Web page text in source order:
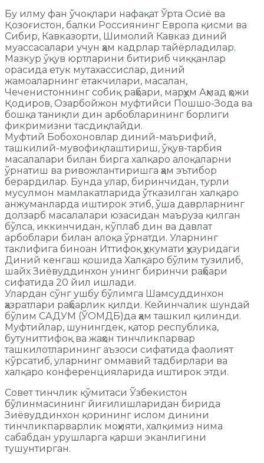
Бу илму фан ўчоқлари нафақат Ўрта Осиё ва
Қозоғистон, балки Россиянинг Европа қисми ва
Сибир, Кавказорти, Шимолий Кавказ диний
муассасалари учун ҳам кадрлар тайёрладилар.
Мазкур ўқув юртларини битириб чиққанлар
орасида етук мутахассислар, диний
жамоаларнинг етакчилари, масалан,
Чеченистоннинг собиқ раҳбари, марҳум Аҳмад ҳожи
Қодиров, Озарбойжон муфтийси Пошшо-Зода ва
бошқа таниқли дин арбобларининг борлиги
фикримизни тасдиқлайди.
Муфтий Бобохоновлар диний-маърифий,
ташкилий-мувофиқлаштириш, ўқув-тарбия
масалалари билан бирга халқаро алоқаларни
ўрнатиш ва ривожлантиришга ҳам эътибор
берардилар. Бунда улар, биринчидан, турли
мусулмон мамлакатларида ўтказилган халқаро
анжуманларда иштирок этиб, ўша даврларнинг
долзарб масалалари юзасидан маъруза қилган
бўлса, иккинчидан, кўплаб дин ва давлат
арбоблари билан алоқа ўрнатди. Уларнинг
таклифига биноан Иттифоқ ҳукумати ҳузуридаги
Диний кенгаш қошида Халқаро бўлим тузилиб,
шайх Зиёвуддинхон унинг биринчи раҳбари
сифатида 20 йил ишлади.
Улардан сўнг ушбу бўлимга Шамсуддинхон
ҳазратлари раҳбарлик қилди. Кейинчалик шундай
бўлим САДУМ (ЎОМДБ)да ҳам ташкил қилинди.
Муфтийлар, шунингдек, қатор республика,
бутуниттифоқ ва жаҳон тинчликпарвар
ташкилотларининг аъзоси сифатида фаолият
кўрсатиб, уларнинг оммавий тадбирлари ва
халқаро конференцияларида иштирок этди.
Совет тинчлик қўмитаси Ўзбекистон
бўлинмасининг йиғилишларидан бирида
Зиёвуддинхон қорининг ислом динини
тинчликпарварлик моҳияти, халқимиз нима
сабабдан урушларга қарши эканлигини
тушунтирган.